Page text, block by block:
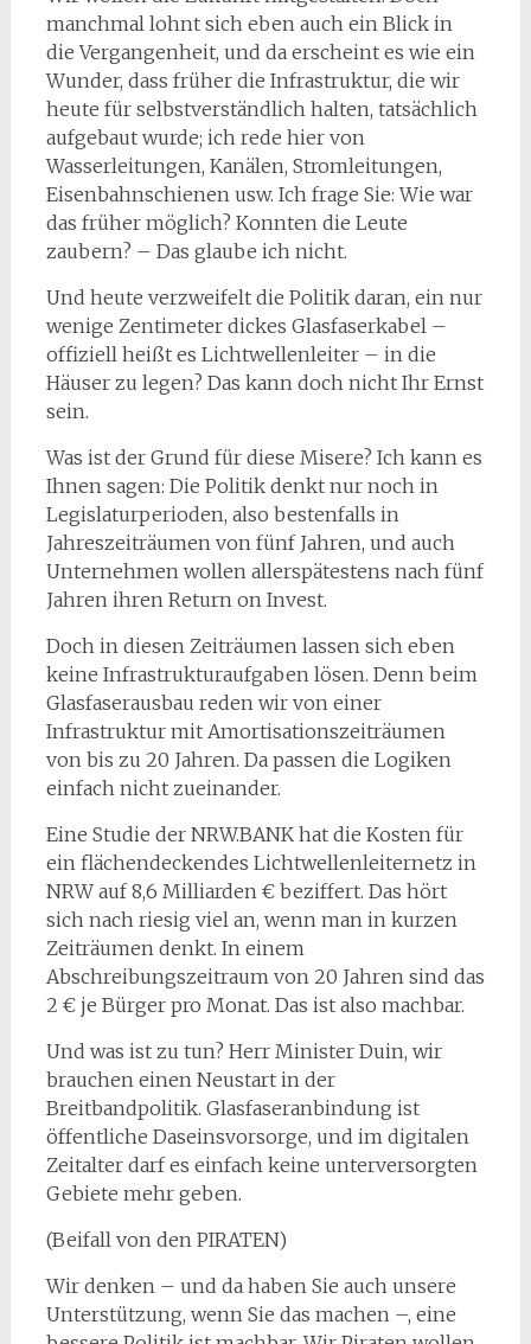
manchmal lohnt sich eben auch ein Blick in
die Vergangenheit, und da erscheint es wie ein
Wunder, dass früher die Infrastruktur, die wir
heute für selbstverständlich halten, tatsächlich
aufgebaut wurde; ich rede hier von
Wasserleitungen, Kanälen, Stromleitungen,
Eisenbahnschienen usw. Ich frage Sie: Wie war
das früher möglich? Konnten die Leute
zaubern? – Das glaube ich nicht.
Und heute verzweifelt die Politik daran, ein nur
wenige Zentimeter dickes Glasfaserkabel –
offiziell heißt es Lichtwellenleiter – in die
Häuser zu legen? Das kann doch nicht Ihr Ernst
sein.
Was ist der Grund für diese Misere? Ich kann es
Ihnen sagen: Die Politik denkt nur noch in
Legislaturperioden, also bestenfalls in
Jahreszeiträumen von fünf Jahren, und auch
Unternehmen wollen allerspätestens nach fünf
Jahren ihren Return on Invest.
Doch in diesen Zeiträumen lassen sich eben
keine Infrastrukturaufgaben lösen. Denn beim
Glasfaserausbau reden wir von einer
Infrastruktur mit Amortisationszeiträumen
von bis zu 20 Jahren. Da passen die Logiken
einfach nicht zueinander.
Eine Studie der NRW.BANK hat die Kosten für
ein flächendeckendes Lichtwellenleiternetz in
NRW auf 8,6 Milliarden € beziffert. Das hört
sich nach riesig viel an, wenn man in kurzen
Zeiträumen denkt. In einem
Abschreibungszeitraum von 20 Jahren sind das
2 € je Bürger pro Monat. Das ist also machbar.
Und was ist zu tun? Herr Minister Duin, wir
brauchen einen Neustart in der
Breitbandpolitik. Glasfaseranbindung ist
öffentliche Daseinsvorsorge, und im digitalen
Zeitalter darf es einfach keine unterversorgten
Gebiete mehr geben.
(Beifall von den PIRATEN)
Wir denken – und da haben Sie auch unsere
Unterstützung, wenn Sie das machen –, eine